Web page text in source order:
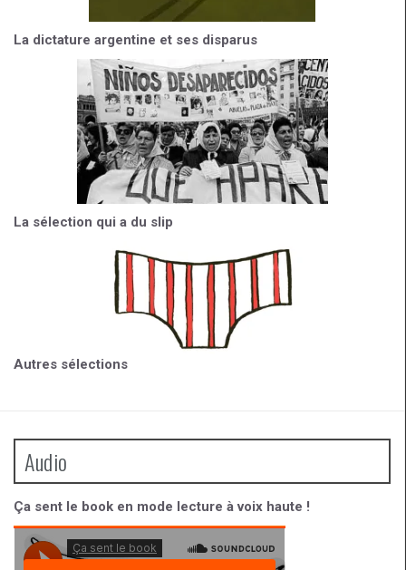
La dictature argentine et ses disparus
La sélection qui a du slip
Autres sélections
Audio
Ça sent le book en mode lecture à voix haute !